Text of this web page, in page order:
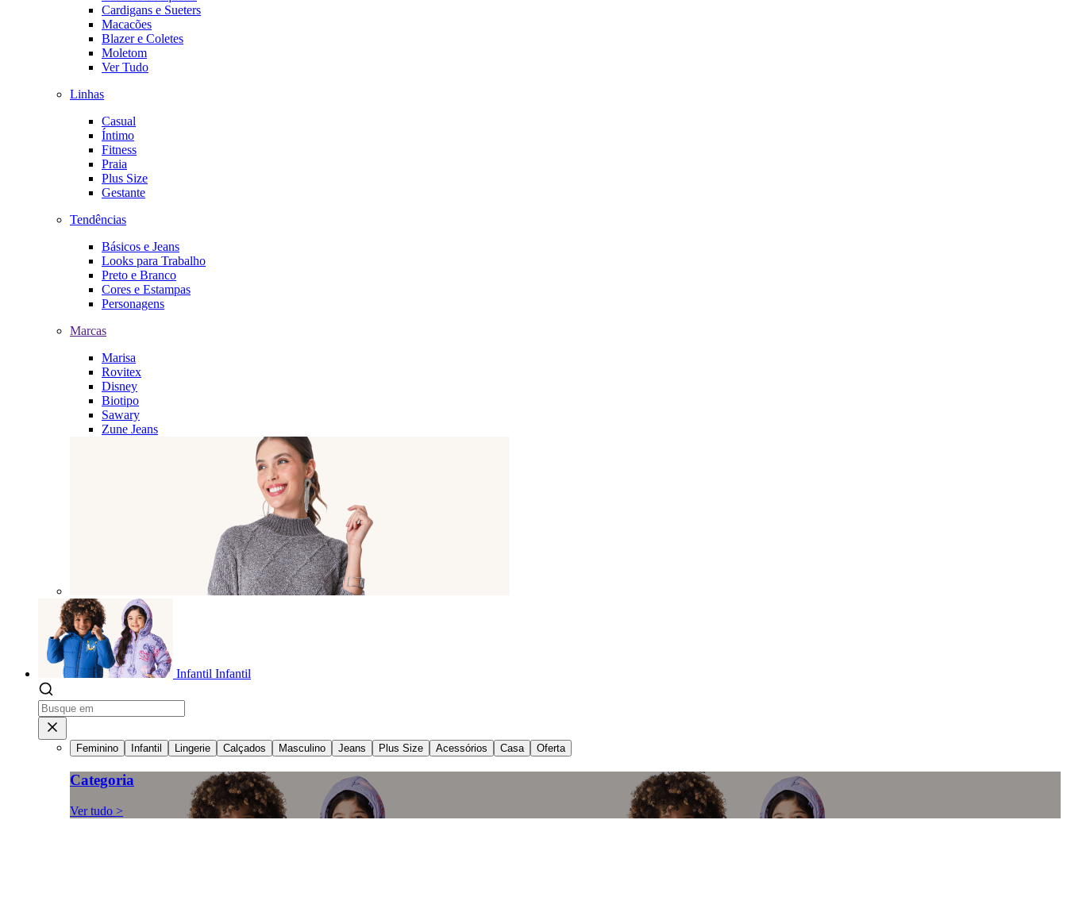
Cardigans e Sueters
Macacões
Blazer e Coletes
Moletom
Ver Tudo
Linhas
Casual
Íntimo
Fitness
Praia
Plus Size
Gestante
Tendências
Básicos e Jeans
Looks para Trabalho
Preto e Branco
Cores e Estampas
Personagens
Marcas
Marisa
Rovitex
Disney
Biotipo
Sawary
Zune Jeans
Infantil Infantil
Feminino Infantil Lingerie Calçados Masculino Jeans Plus Size Acessórios Casa Oferta
Categoria
Ver tudo >